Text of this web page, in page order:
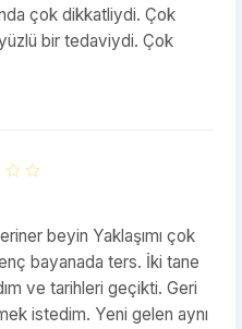
çok dikkatliydi. Çok
bir tedaviydi. Çok
beyin Yaklaşımı çok
bayanada ters. İki tane
ve tarihleri geçikti. Geri
istedim. Yeni gelen aynı